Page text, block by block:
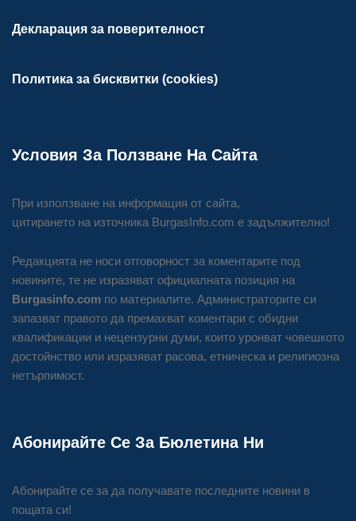
Декларация за поверителност
Политика за бисквитки (cookies)
Условия За Ползване На Сайта
При използване на информация от сайта,
цитирането на източника BurgasInfo.com е задължително!
Редакцията не носи отговорност за коментарите под
новините, те не изразяват официалната позиция на
Burgasinfo.com по материалите. Администраторите си
запазват правото да премахват коментари с обидни
квалификации и нецензурни думи, които уронват човешкото
достойнство или изразяват расова, етническа и религиозна
нетърпимост.
Абонирайте Се За Бюлетина Ни
Абонирайте се за да получавате последните новини в
пощата си!